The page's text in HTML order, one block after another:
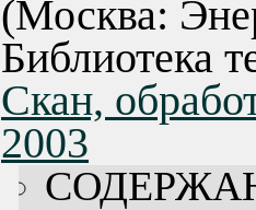
(Москва:
Библиотека
Скан,
2003